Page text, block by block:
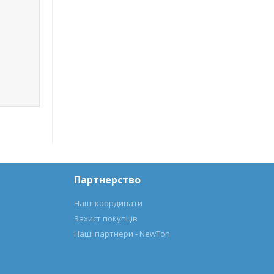
Партнерство
Наші координати
Захист покупців
Наші партнери - NewTon